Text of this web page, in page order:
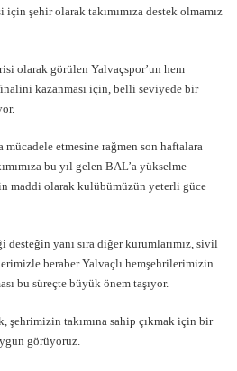
şehir olarak takımımıza destek olmamız
olarak görülen Yalvaçspor’un hem
kazanması için, belli seviyede bir
etmesine rağmen son haftalara
bu yıl gelen BAL’a yükselme
maddi olarak kulübümüzün yeterli güce
yanı sıra diğer kurumlarımız, sivil
beraber Yalvaçlı hemşehrilerimizin
bu süreçte büyük önem taşıyor.
şehrimizin takımına sahip çıkmak için bir
görüyoruz.